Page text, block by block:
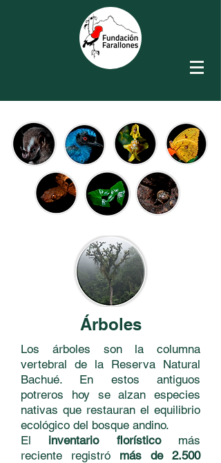
Árboles
Los árboles son la columna
vertebral de la Reserva Natural
Bachué. En estos antiguos
potreros hoy se alzan especies
nativas que restauran el equilibrio
ecológico del bosque andino.
El inventario florísticomás
reciente registró más de 2.500